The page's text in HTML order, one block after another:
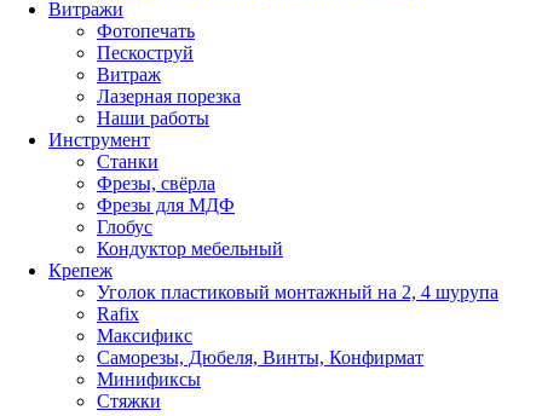
Витражи
Фотопечать
Пескоструй
Витраж
Лазерная порезка
Наши работы
Инструмент
Станки
Фрезы, свёрла
Фрезы для МДФ
Глобус
Кондуктор мебельный
Крепеж
Уголок пластиковый монтажный на 2, 4 шурупа
Rafix
Максификс
Саморезы, Дюбеля, Винты, Конфирмат
Минификсы
Стяжки